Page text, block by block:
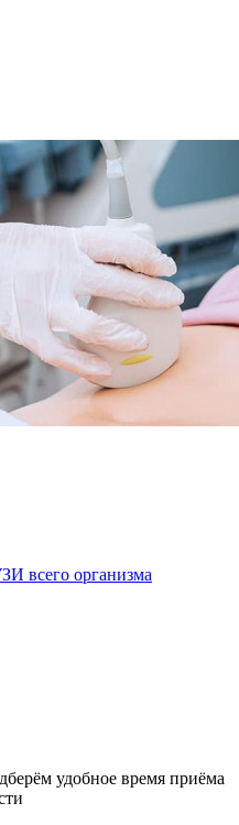
всего организма
удобное время приёма